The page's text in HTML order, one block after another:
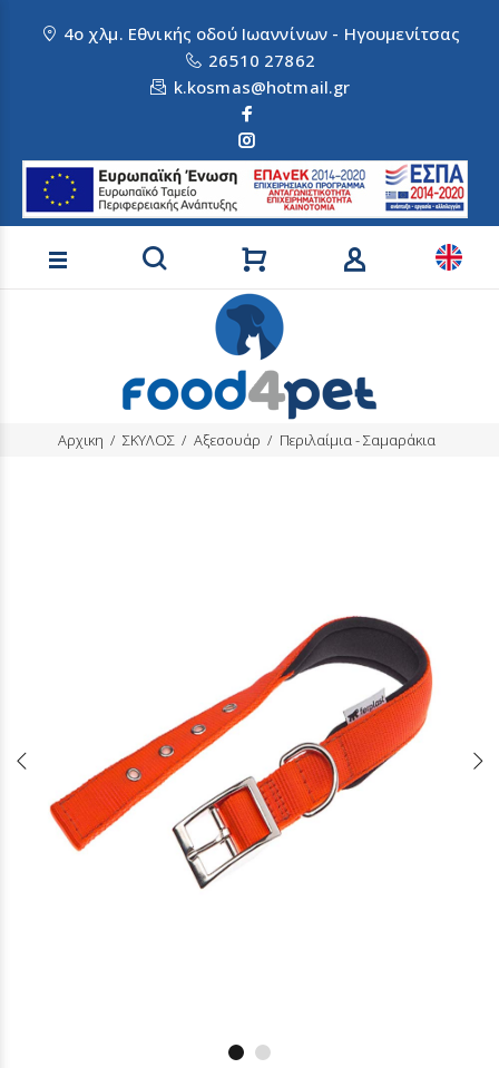
4ο χλμ. Εθνικής οδού Ιωαννίνων - Ηγουμενίτσας
26510 27862
k.kosmas@hotmail.gr
Αναζήτηση προϊόντων
Αρχικη ΣΚΥΛΟΣ Αξεσουάρ Περιλαίμια - Σαμαράκια